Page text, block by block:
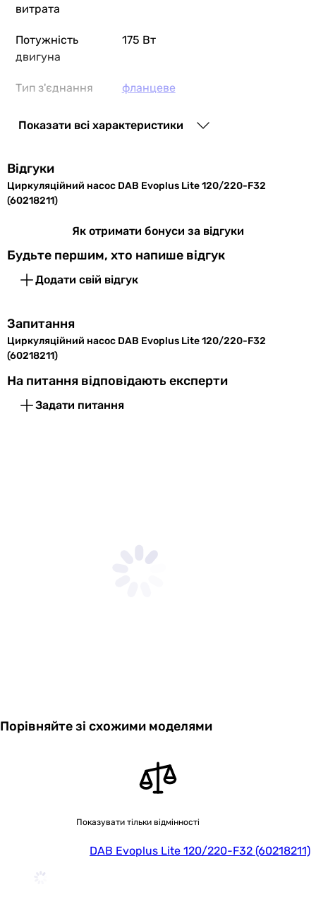
витрата
Потужність
двигуна
175 Вт
Тип з'єднання фланцеве
Діаметр
Монтажна
довжина
комплекту
Максимальний
робочий тиск
16 бар
Кількість фаз 1
Регулювання
плавна
Особливості
дисплей
чавун
технополімер
Показати всі характеристики
Відгуки
Циркуляційний насос DAB Evoplus Lite 120/220-F32
(60218211)
Як отримати бонуси за відгуки
Будьте першим, хто напише відгук
Додати свій відгук
Запитання
Циркуляційний насос DAB Evoplus Lite 120/220-F32
(60218211)
На питання відповідають експерти
Задати питання
Порівняйте зі схожими моделями
Показувати тільки відмінності
DAB Evoplus Lite 120/220-F32 (60218211)